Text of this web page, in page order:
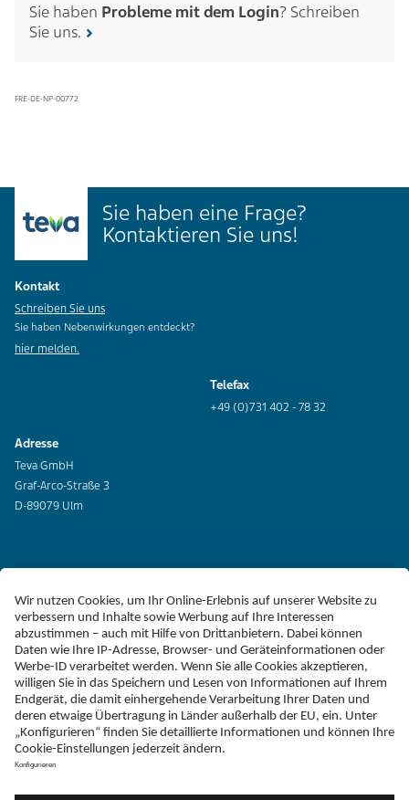
Sie haben Probleme mit dem Login? Schreiben
Sie uns.
FRE-DE-NP-00772
Sie haben eine Frage?
Kontaktieren Sie uns!
Kontakt
Schreiben Sie uns
Sie haben Nebenwirkungen entdeckt?
hier melden.
Telefax
+49 (0)731 402 - 78 32
Adresse
Teva GmbH
Graf-Arco-Straße 3
D-89079 Ulm
Erklärung zur Barrierefreiheit
Impressum
Liefer-AGB
Datenschutz
Haftungsausschluss
Follow Teva